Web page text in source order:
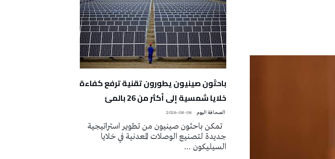
باحثون صينيون يطورون تقنية ترفع كفاءة
خلايا شمسية إلى أكثر من 26 بالمئ
2026-08-06
تمكن باحثون صينيون من تطوير استراتيجية
جديدة لتصنيع الوصلات المعدنية في خلايا
السيليكون …